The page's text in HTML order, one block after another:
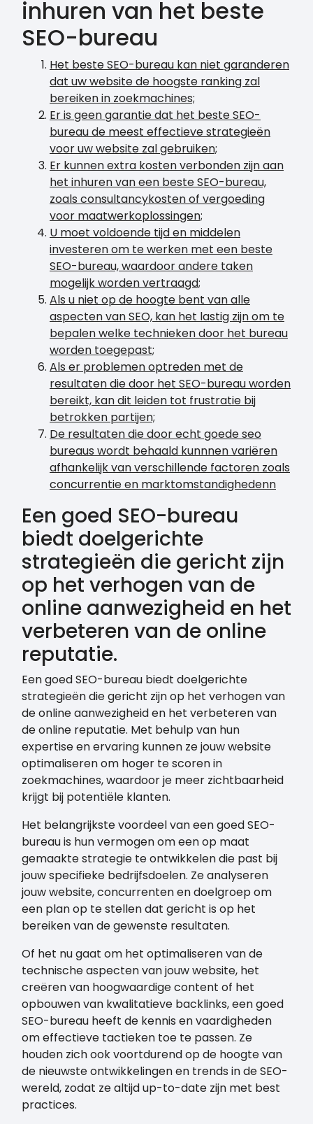
inhuren van het beste
SEO-bureau
Het beste SEO-bureau kan niet garanderen
dat uw website de hoogste ranking zal
bereiken in zoekmachines;
Er is geen garantie dat het beste SEO-
bureau de meest effectieve strategieën
voor uw website zal gebruiken;
Er kunnen extra kosten verbonden zijn aan
het inhuren van een beste SEO-bureau,
zoals consultancykosten of vergoeding
voor maatwerkoplossingen;
U moet voldoende tijd en middelen
investeren om te werken met een beste
SEO-bureau, waardoor andere taken
mogelijk worden vertraagd;
Als u niet op de hoogte bent van alle
aspecten van SEO, kan het lastig zijn om te
bepalen welke technieken door het bureau
worden toegepast;
Als er problemen optreden met de
resultaten die door het SEO-bureau worden
bereikt, kan dit leiden tot frustratie bij
betrokken partijen;
De resultaten die door echt goede seo
bureaus wordt behaald kunnnen variëren
afhankelijk van verschillende factoren zoals
concurrentie en marktomstandighedenn
Een goed SEO-bureau
biedt doelgerichte
strategieën die gericht zijn
op het verhogen van de
online aanwezigheid en het
verbeteren van de online
reputatie.
Een goed SEO-bureau biedt doelgerichte
strategieën die gericht zijn op het verhogen van
de online aanwezigheid en het verbeteren van
de online reputatie. Met behulp van hun
expertise en ervaring kunnen ze jouw website
optimaliseren om hoger te scoren in
zoekmachines, waardoor je meer zichtbaarheid
krijgt bij potentiële klanten.
Het belangrijkste voordeel van een goed SEO-
bureau is hun vermogen om een op maat
gemaakte strategie te ontwikkelen die past bij
jouw specifieke bedrijfsdoelen. Ze analyseren
jouw website, concurrenten en doelgroep om
een plan op te stellen dat gericht is op het
bereiken van de gewenste resultaten.
Of het nu gaat om het optimaliseren van de
technische aspecten van jouw website, het
creëren van hoogwaardige content of het
opbouwen van kwalitatieve backlinks, een goed
SEO-bureau heeft de kennis en vaardigheden
om effectieve tactieken toe te passen. Ze
houden zich ook voortdurend op de hoogte van
de nieuwste ontwikkelingen en trends in de SEO-
wereld, zodat ze altijd up-to-date zijn met best
practices.